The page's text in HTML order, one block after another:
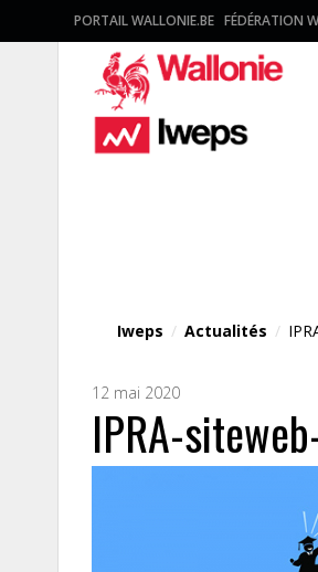
PORTAIL WALLONIE.BE FÉDÉRATION
Iweps / Actualités /
12 mai 2020
IPRA-